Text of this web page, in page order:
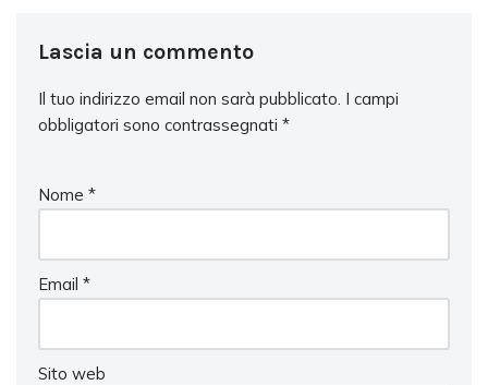
Lascia un commento
Il tuo indirizzo email non sarà pubblicato. I campi
obbligatori sono contrassegnati *
Nome *
Email *
Sito web